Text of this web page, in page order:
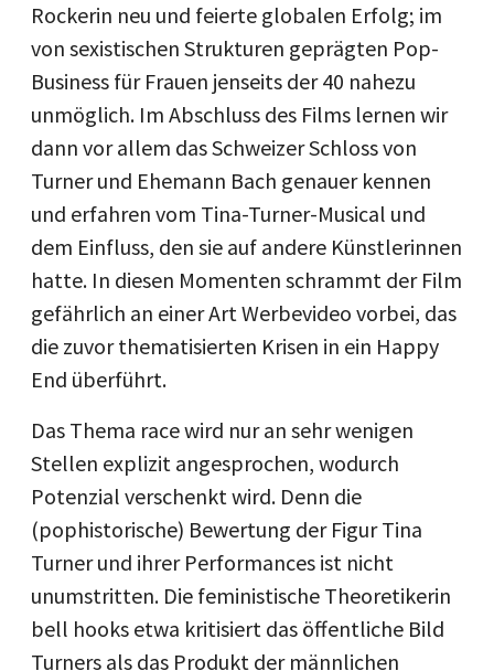
Rockerin neu und feierte globalen Erfolg; im
von sexistischen Strukturen geprägten Pop-
Business für Frauen jenseits der 40 nahezu
unmöglich. Im Abschluss des Films lernen wir
dann vor allem das Schweizer Schloss von
Turner und Ehemann Bach genauer kennen
und erfahren vom Tina-Turner-Musical und
dem Einfluss, den sie auf andere Künstlerinnen
hatte. In diesen Momenten schrammt der Film
gefährlich an einer Art Werbevideo vorbei, das
die zuvor thematisierten Krisen in ein Happy
End überführt.
Das Thema race wird nur an sehr wenigen
Stellen explizit angesprochen, wodurch
Potenzial verschenkt wird. Denn die
(pophistorische) Bewertung der Figur Tina
Turner und ihrer Performances ist nicht
unumstritten. Die feministische Theoretikerin
bell hooks etwa kritisiert das öffentliche Bild
Turners als das Produkt der männlichen